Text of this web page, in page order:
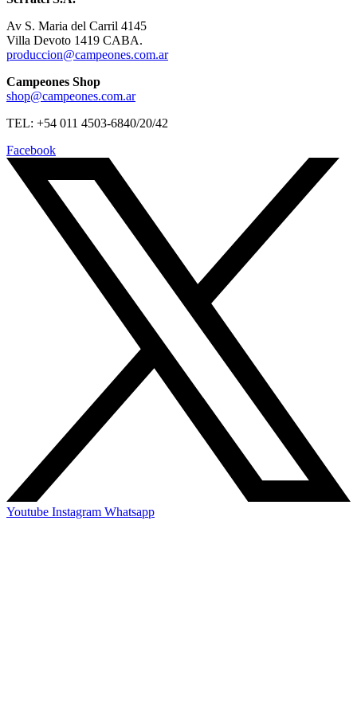
Av S. Maria del Carril 4145
Villa Devoto 1419 CABA.
produccion@campeones.com.ar
Campeones Shop
shop@campeones.com.ar
TEL: +54 011 4503-6840/20/42
Facebook
Youtube Instagram Whatsapp